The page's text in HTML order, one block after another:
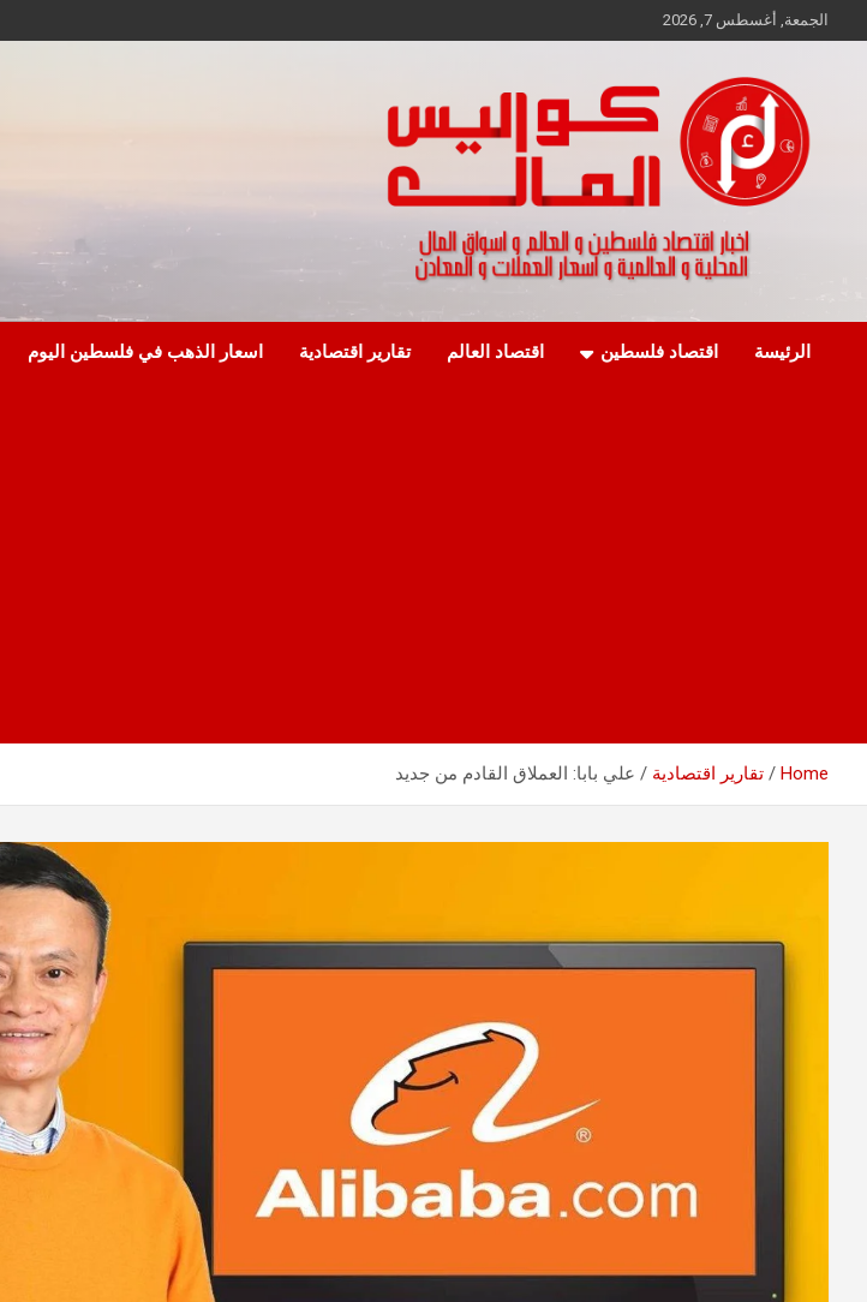
to
الجمعة, أغسطس 7, 2026
كواليس المال
الرئيسة اقتصاد فلسطين اقتصاد العالم تقارير اقتصادية اسعار الذهب في فلسطين اليوم
Home تقارير اقتصادية علي بابا: العملاق القادم من جديد